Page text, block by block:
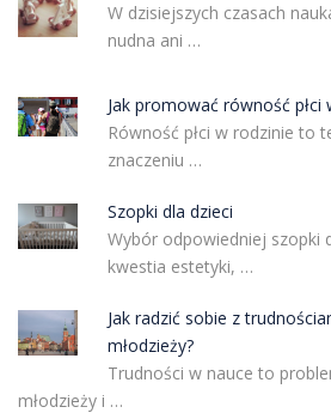
W dzisiejszych czasach
nudna ani …
Jak promować równość płci
Równość płci w rodzinie to
znaczeniu …
Szopki dla dzieci
Wybór odpowiedniej szopki
kwestia estetyki, …
Jak radzić sobie z
młodzieży?
Trudności w nauce to
młodzieży i …